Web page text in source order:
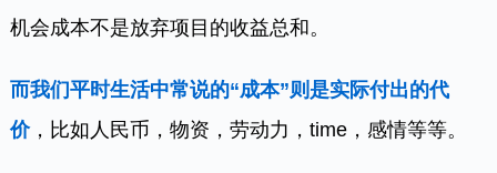
机会成本不是放弃项目的收益总和。
而我们平时生活中常说的“成本”则是实际付出的代
价，比如人民币，物资，劳动力，time，感情等等。